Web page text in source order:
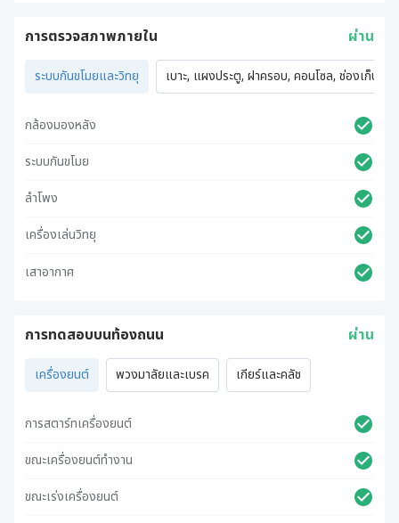
การตรวจสภาพภายใน ผ่าน
ระบบกันขโมยและวิทยุ เบาะ, แผงประตู, ฝาครอบ, คอนโซล, ช่องเก็บข
กล้องมองหลัง
ระบบกันขโมย
ลำโพง
เครื่องเล่นวิทยุ
เสาอากาศ
การทดสอบบนท้องถนน ผ่าน
เครื่องยนต์ พวงมาลัยและเบรค เกียร์และคลัช
การสตาร์ทเครื่องยนต์
ขณะเครื่องยนต์ทำงาน
ขณะเร่งเครื่องยนต์